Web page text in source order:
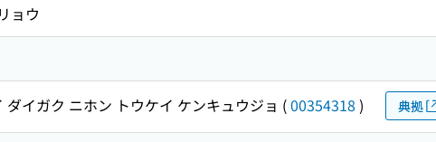
ョウ
ダイガク ニホン トウケイ ケンキュウジョ (00354318 ) 典拠